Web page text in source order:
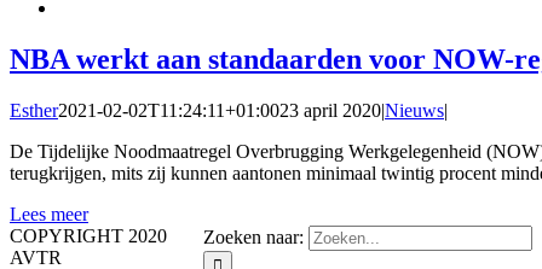
NBA werkt aan standaarden voor NOW-
Esther2021-02-02T11:24:11+01:0023 april 2020|Nieuws|
De Tijdelijke Noodmaatregel Overbrugging Werkgelegenheid
terugkrijgen, mits zij kunnen aantonen minimaal twintig procent
Lees meer
Zoeken naar:
COPYRIGHT 2020
AVTR